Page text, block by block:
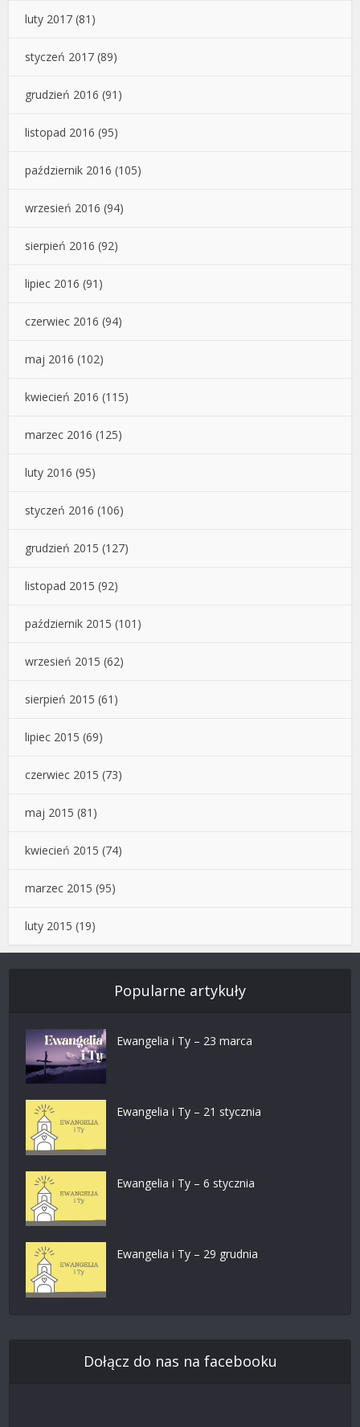
luty 2017 (81)
styczeń 2017 (89)
grudzień 2016 (91)
listopad 2016 (95)
październik 2016 (105)
wrzesień 2016 (94)
sierpień 2016 (92)
lipiec 2016 (91)
czerwiec 2016 (94)
maj 2016 (102)
kwiecień 2016 (115)
marzec 2016 (125)
luty 2016 (95)
styczeń 2016 (106)
grudzień 2015 (127)
listopad 2015 (92)
październik 2015 (101)
wrzesień 2015 (62)
sierpień 2015 (61)
lipiec 2015 (69)
czerwiec 2015 (73)
maj 2015 (81)
kwiecień 2015 (74)
marzec 2015 (95)
luty 2015 (19)
Popularne artykuły
Ewangelia i Ty – 23 marca
Ewangelia i Ty – 21 stycznia
Ewangelia i Ty – 6 stycznia
Ewangelia i Ty – 29 grudnia
Dołącz do nas na facebooku